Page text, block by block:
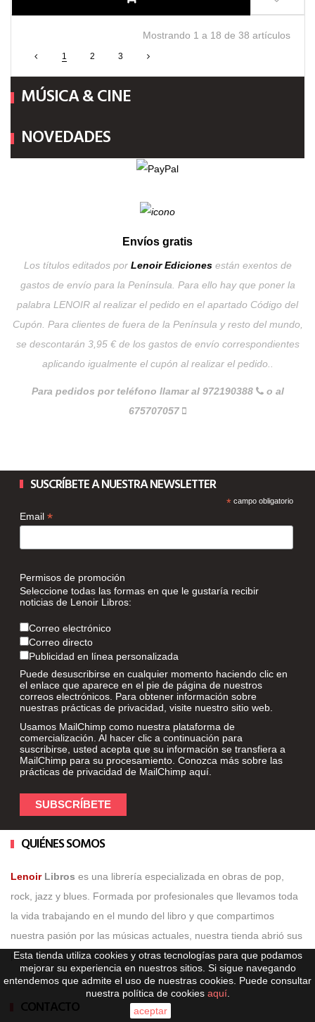
Mostrando 1 a 18 de 38 artículos
1 2 3
MÚSICA & CINE
NOVEDADES
Envíos gratis
Los títulos editados por Lenoir Edicionesestán exentos de
gastos de envío para la Península. Para ello hay que poner la
palabra LENOIR al realizar el pedido en el apartado Código del
Cupón. Para clientes de fuera de la Península y resto del mundo,
se descontarán 3,95 € de los gastos de envío correspondientes
aplicando igualmente el cupón al realizar el pedido..
Para pedidos por teléfono llamar al 972190388
o al
675707057
SUSCRÍBETE A NUESTRA NEWSLETTER
*campo obligatorio
Email *
Permisos de promoción
Seleccione todas las formas en que le gustaría recibir
noticias de Lenoir Libros:
Correo electrónico
Correo directo
Publicidad en línea personalizada
Puede desuscribirse en cualquier momento haciendo clic en
el enlace que aparece en el pie de página de nuestros
correos electrónicos. Para obtener información sobre
nuestras prácticas de privacidad, visite nuestro sitio web.
Usamos MailChimp como nuestra plataforma de
comercialización. Al hacer clic a continuación para
suscribirse, usted acepta que su información se transfiera a
MailChimp para su procesamiento. Conozca más sobre las
prácticas de privacidad de MailChimp aquí.
QUIÉNES SOMOS
Lenoir Libros es una librería especializada en obras de pop,
rock, jazz y blues. Formada por profesionales que llevamos toda
la vida trabajando en el mundo del libro y que compartimos
nuestra pasión por las músicas actuales, nuestra tienda abrió sus
puertas en noviembre de 2005.
CONTACTO
Esta tienda utiliza cookies y otras tecnologías para que podamos
mejorar su experiencia en nuestros sitios. Si sigue navegando
entendemos que admite el uso de nuestras cookies. Puede consultar
nuestra política de cookies aquí.
aceptar